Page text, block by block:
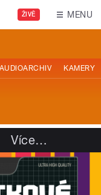
ŽIVĚ MENU
AUDIOARCHIV KAMERY
Více…